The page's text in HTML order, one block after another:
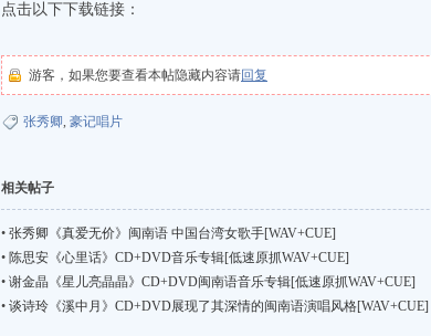
点击以下下载链接：
游客，如果您要查看本帖隐藏内容请回复
张秀卿, 豪记唱片
相关帖子
• 张秀卿《真爱无价》闽南语 中国台湾女歌手[WAV+CUE]
• 陈思安《心里话》CD+DVD音乐专辑[低速原抓WAV+CUE]
• 谢金晶《星儿亮晶晶》CD+DVD闽南语音乐专辑[低速原抓WAV+CUE]
• 谈诗玲《溪中月》CD+DVD展现了其深情的闽南语演唱风格[WAV+CUE]